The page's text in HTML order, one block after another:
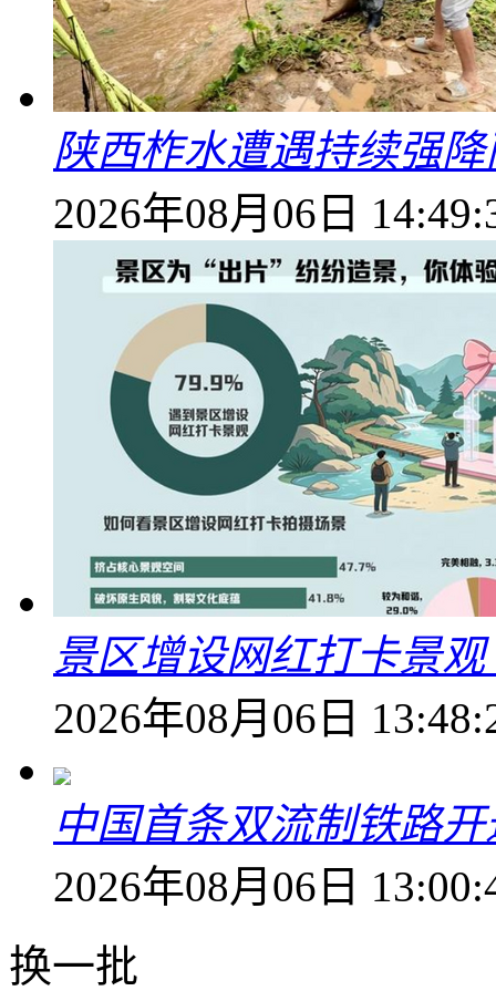
陕西柞水遭遇持续强
2026年08月06日
景区增设网红打卡景
2026年08月06日
中国首条双流制铁路
2026年08月06日
换一批